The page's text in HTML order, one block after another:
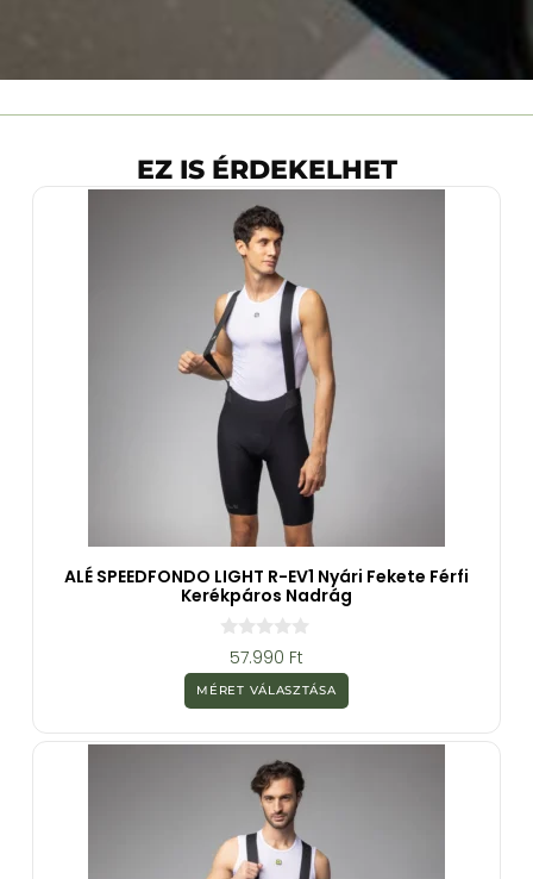
EZ IS ÉRDEKELHET
ALÉ SPEEDFONDO LIGHT R-EV1 Nyári Fekete Férfi
Kerékpáros Nadrág
z
b
57.990 Ft
MÉRET VÁLASZTÁSA